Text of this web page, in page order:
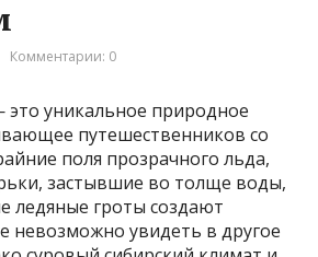
Комментарии: 0
уникальное природное
путешественников со
поля прозрачного льда,
застывшие во толще воды,
ледяные гроты создают
невозможно увидеть в другое